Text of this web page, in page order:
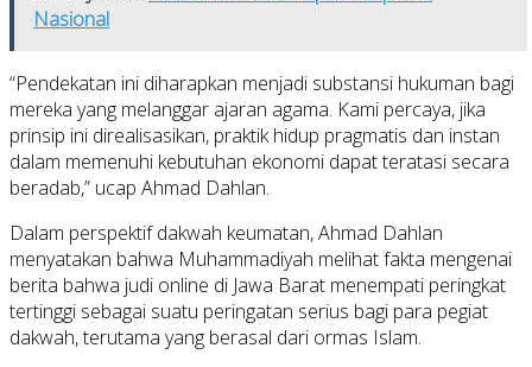
Nasional
“Pendekatan ini diharapkan menjadi substansi hukuman bagi
mereka yang melanggar ajaran agama. Kami percaya, jika
prinsip ini direalisasikan, praktik hidup pragmatis dan instan
dalam memenuhi kebutuhan ekonomi dapat teratasi secara
beradab,” ucap Ahmad Dahlan.
Dalam perspektif dakwah keumatan, Ahmad Dahlan
menyatakan bahwa Muhammadiyah melihat fakta mengenai
berita bahwa judi online di Jawa Barat menempati peringkat
tertinggi sebagai suatu peringatan serius bagi para pegiat
dakwah, terutama yang berasal dari ormas Islam.